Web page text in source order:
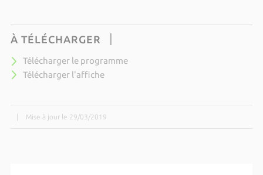
À TÉLÉCHARGER
Télécharger le programme
Télécharger l'affiche
Mise à jour le 29/03/2019